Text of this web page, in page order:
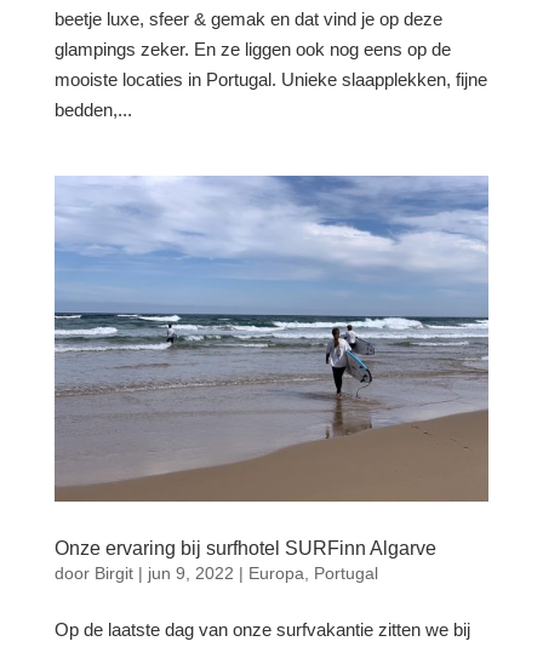
beetje luxe, sfeer & gemak en dat vind je op deze
glampings zeker. En ze liggen ook nog eens op de
mooiste locaties in Portugal. Unieke slaapplekken, fijne
bedden,...
Onze ervaring bij surfhotel SURFinn Algarve
door Birgit| jun 9, 2022 | Europa Portugal
Op de laatste dag van onze surfvakantie zitten we bij